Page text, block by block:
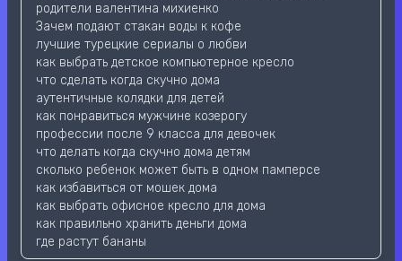
родители валентина михиенко
Зачем подают стакан воды к кофе
лучшие турецкие сериалы о любви
как выбрать детское компьютерное кресло
что сделать когда скучно дома
аутентичные колядки для детей
как понравиться мужчине козерогу
профессии после 9 класса для девочек
что делать когда скучно дома детям
сколько ребенок может быть в одном памперсе
как избавиться от мошек дома
как выбрать офисное кресло для дома
как правильно хранить деньги дома
где растут бананы